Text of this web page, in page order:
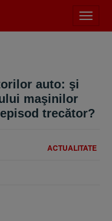
meniu
auto: şi
maşinilor
trecător?
ACTUALITATE